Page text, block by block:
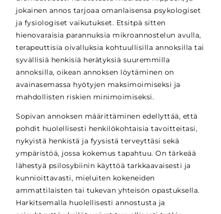
jokainen annos tarjoaa omanlaisensa psykologiset
ja fysiologiset vaikutukset. Etsitpä sitten
hienovaraisia parannuksia mikroannostelun avulla,
terapeuttisia oivalluksia kohtuullisilla annoksilla tai
syvällisiä henkisiä herätyksiä suuremmilla
annoksilla, oikean annoksen löytäminen on
avainasemassa hyötyjen maksimoimiseksi ja
mahdollisten riskien minimoimiseksi.
Sopivan annoksen määrittäminen edellyttää, että
pohdit huolellisesti henkilökohtaisia tavoitteitasi,
nykyistä henkistä ja fyysistä terveyttäsi sekä
ympäristöä, jossa kokemus tapahtuu. On tärkeää
lähestyä psilosybiinin käyttöä tarkkaavaisesti ja
kunnioittavasti, mieluiten kokeneiden
ammattilaisten tai tukevan yhteisön opastuksella.
Harkitsemalla huolellisesti annostusta ja